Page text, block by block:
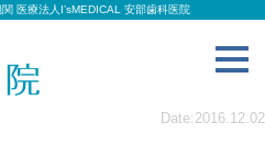
医療法人I’sMEDICAL 安部歯科医院
Date:2016.12.02